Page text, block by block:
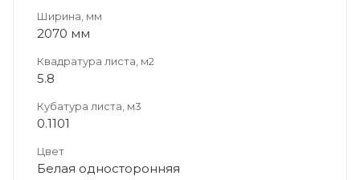
Ширина, мм
2070 мм
Квадратура листа, м2
5.8
Кубатура листа, м3
0.1101
Цвет
Белая односторонняя